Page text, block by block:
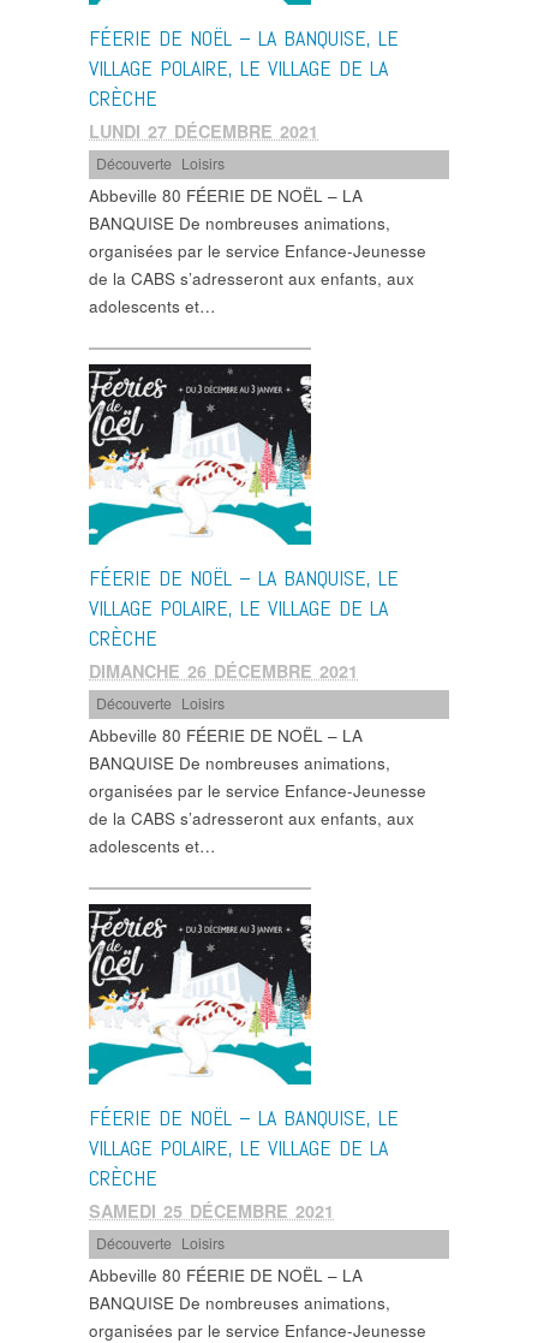
FÉERIE DE NOËL – LA BANQUISE, LE
VILLAGE POLAIRE, LE VILLAGE DE LA
CRÈCHE
LUNDI 27 DÉCEMBRE 2021
Découverte Loisirs
Abbeville 80 FÉERIE DE NOËL – LA
BANQUISE De nombreuses animations,
organisées par le service Enfance-Jeunesse
de la CABS s’adresseront aux enfants, aux
adolescents et…
FÉERIE DE NOËL – LA BANQUISE, LE
VILLAGE POLAIRE, LE VILLAGE DE LA
CRÈCHE
DIMANCHE 26 DÉCEMBRE 2021
Découverte Loisirs
Abbeville 80 FÉERIE DE NOËL – LA
BANQUISE De nombreuses animations,
organisées par le service Enfance-Jeunesse
de la CABS s’adresseront aux enfants, aux
adolescents et…
FÉERIE DE NOËL – LA BANQUISE, LE
VILLAGE POLAIRE, LE VILLAGE DE LA
CRÈCHE
SAMEDI 25 DÉCEMBRE 2021
Découverte Loisirs
Abbeville 80 FÉERIE DE NOËL – LA
BANQUISE De nombreuses animations,
organisées par le service Enfance-Jeunesse